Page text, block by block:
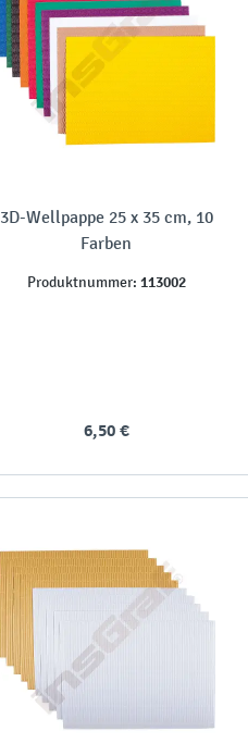
3D-Wellpappe 25 x 35 cm, 10
Farben
Produktnummer: 113002
6,50 €